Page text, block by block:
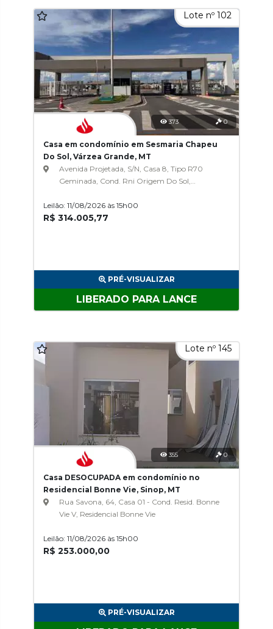
Lote nº 102
373 0
Casa em condomínio em Sesmaria Chapeu
Do Sol, Várzea Grande, MT
Avenida Projetada, S/N, Casa 8, Tipo R70
Geminada, Cond. Rni Origem Do Sol,
Leilão: 11/08/2026 às 15h00
R$ 314.005,77
PRÉ-VISUALIZAR
LIBERADO PARA LANCE
Lote nº 145
355 0
Casa DESOCUPADA em condomínio no
Residencial Bonne Vie, Sinop, MT
Rua Savona, 64, Casa 01 - Cond. Resid. Bonne
Vie V, Residencial Bonne Vie
Leilão: 11/08/2026 às 15h00
R$ 253.000,00
PRÉ-VISUALIZAR